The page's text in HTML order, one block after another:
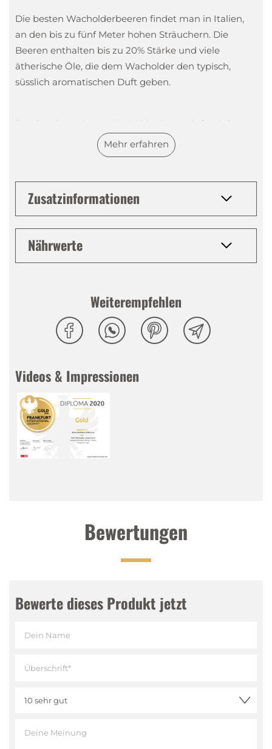
Die besten Wacholderbeeren findet man in Italien,
an den bis zu fünf Meter hohen Sträuchern. Die
Beeren enthalten bis zu 20% Stärke und viele
ätherische Öle, die dem Wacholder den typisch,
süsslich aromatischen Duft geben.
Der Geschmack von Wacholder kann als fruchtige
Kombination aus Pinien, Lavendel und Kampfer
beschrieben werden. Für den Ueli's Wacholder
Wacholderbeeren. Um das Ganze zu verfeinern, wird
die Spirituose doppelt filtriert, was sie
Wacholdernote mit einem Hauch Zitrus.
: Würzig, fruchtig, typisch, intensive
Wacholdernote, Zitrus, samtig, weich, mittelstarker
Abgang Weicher Abgang.
Mehr erfahren
Zusatzinformationen
Nährwerte
Weiterempfehlen
Videos & Impressionen
Bewertungen
Bewerte dieses Produkt jetzt